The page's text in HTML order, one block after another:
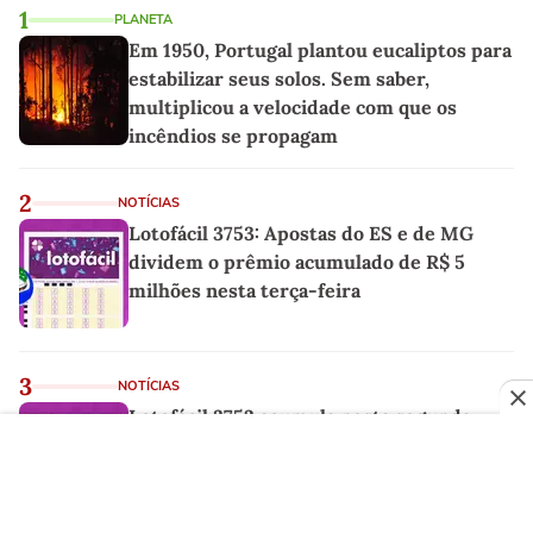
1 PLANETA
Em 1950, Portugal plantou eucaliptos para
estabilizar seus solos. Sem saber,
multiplicou a velocidade com que os
incêndios se propagam
2 NOTÍCIAS
Lotofácil 3753: Apostas do ES e de MG
dividem o prêmio acumulado de R$ 5
milhões nesta terça-feira
3 NOTÍCIAS
Lotofácil 3752 acumula nesta segunda-